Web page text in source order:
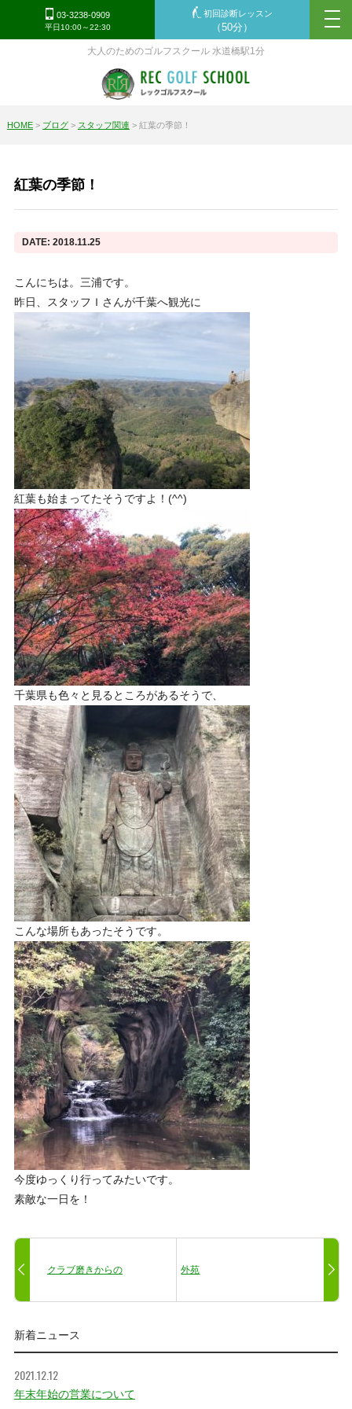
大人のためのゴルフスクール 水道橋駅1分
03-3238-0909
平日10:00～22:30
初回診断レッスン
（50分）
HOME> ブログ> スタッフ関連 > 紅葉の季節！
紅葉の季節！
DATE: 2018.11.25
こんにちは。三浦です。
昨日、スタッフＩさんが千葉へ観光に
紅葉も始まってたそうですよ！(^^)
千葉県も色々と見るところがあるそうで、
こんな場所もあったそうです。
今度ゆっくり行ってみたいです。
素敵な一日を！
クラブ磨きからの 外苑
新着ニュース
2021.12.12
年末年始の営業について